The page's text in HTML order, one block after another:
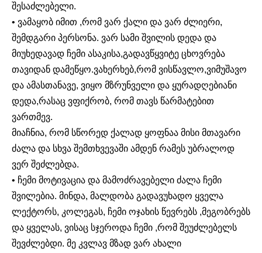
შესაძლებელი.
• ვამაყობ იმით ,რომ ვარ ქალი და ვარ ძლიერი,
შემდგარი პერსონა. ვარ სამი შვილის დედა და
მიუხედავად ჩემი ასაკისა,გადავწყვიტე ცხოვრება
თავიდან დამეწყო.ვახერხებ,რომ ვისწავლო,ვიმუშავო
და ამასთანავე, ვიყო მზრუნველი და ყურადღებიანი
დედა,რასაც ვფიქრობ, რომ თავს წარმატებით
ვართმევ.
მიაჩნია, რომ სწორედ ქალად ყოფნაა მისი მთავარი
ძალა და სხვა შემთხვევაში ამდენ რამეს უბრალოდ
ვერ შეძლებდა.
• ჩემი მოტივაცია და მამოძრავებელი ძალა ჩემი
შვილებია. მინდა, მალდობა გადავუხადო ყველა
ლექტორს, კოლეგას, ჩემი ოჯახის წევრებს ,მეგობრებს
და ყველას, ვისაც სჯეროდა ჩემი ,რომ შეუძლებელს
შევძლებდი. მე კვლავ მზად ვარ ახალი